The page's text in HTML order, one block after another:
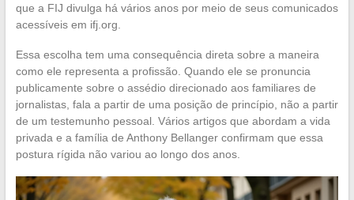
que a FIJ divulga há vários anos por meio de seus comunicados
acessíveis em ifj.org.
Essa escolha tem uma consequência direta sobre a maneira
como ele representa a profissão. Quando ele se pronuncia
publicamente sobre o assédio direcionado aos familiares de
jornalistas, fala a partir de uma posição de princípio, não a partir
de um testemunho pessoal. Vários artigos que abordam a vida
privada e a família de Anthony Bellanger confirmam que essa
postura rígida não variou ao longo dos anos.